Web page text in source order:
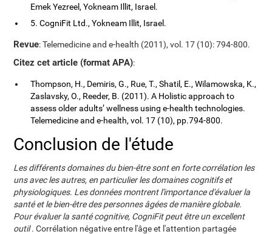
Emek Yezreel, Yokneam Illit, Israel.
5. CogniFit Ltd., Yokneam Illit, Israel.
Revue: Telemedicine and e-health (2011), vol. 17 (10): 794-800.
Citez cet article (format APA):
Thompson, H., Demiris, G., Rue, T., Shatil, E., Wilamowska, K.,
Zaslavsky, O., Reeder, B. (2011). A Holistic approach to
assess older adults’ wellness using e-health technologies.
Telemedicine and e-health, vol. 17 (10), pp.794-800.
Conclusion de l'étude
Les différents domaines du bien-être sont en forte corrélation les
uns avec les autres, en particulier les domaines cognitifs et
physiologiques. Les données montrent l'importance d'évaluer la
santé et le bien-être des personnes âgées de manière globale.
Pour évaluer la santé cognitive, CogniFit peut être un excellent
outil. Corrélation négative entre l'âge et l'attention partagée